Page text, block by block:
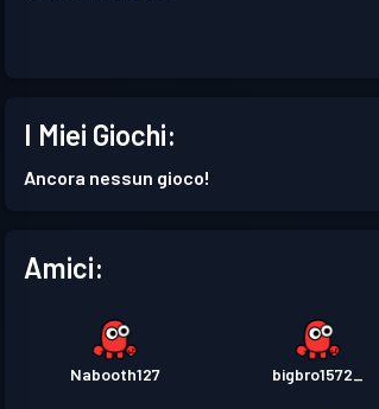
I Miei Giochi:
Ancora nessun gioco!
Amici:
Nabooth127 bigbro1572_